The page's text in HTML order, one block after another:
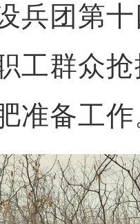
兵团第
工群众
准备工